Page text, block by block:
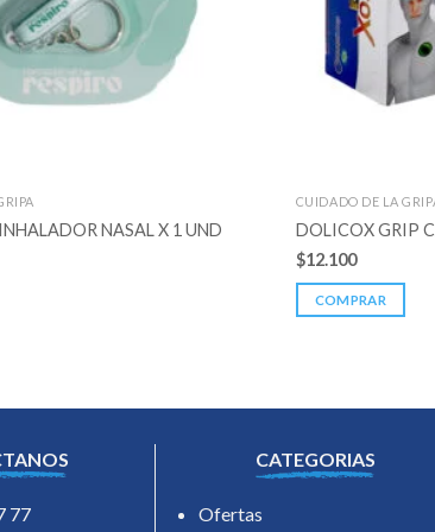
NASAL X 1 UND
CUIDADO DE LA
DOLICOX GRIP
$12.100
COMPRAR
77
CATEGORIAS
Ofertas